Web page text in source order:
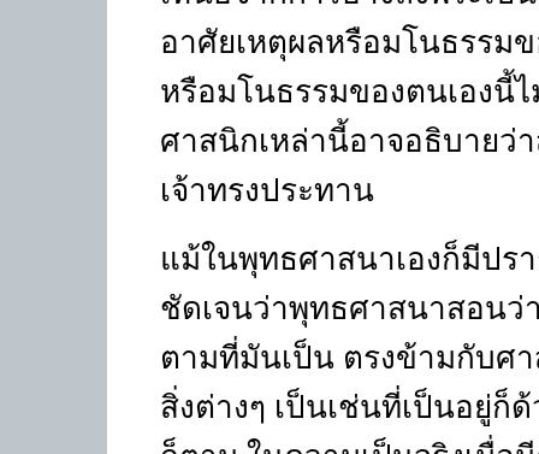
อาศัยเหตุผลหรือมโนธรรม
หรือมโนธรรมของตนเองนี้
ศาสนิกเหล่านี้อาจอธิบายว่
เจ้าทรงประทาน
แม้ในพุทธศาสนาเองก็มีป
ชัดเจนว่าพุทธศาสนาสอน
ตามที่มันเป็น ตรงข้ามกับศ
สิ่งต่างๆ เป็นเช่นที่เป็นอยู่ก็